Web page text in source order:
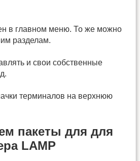
в главном меню. То же можно
разделам.
и свои собственные
терминалов на верхнюю
пакеты для для
LAMP